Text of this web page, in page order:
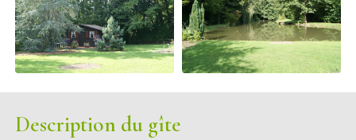
Description du gîte